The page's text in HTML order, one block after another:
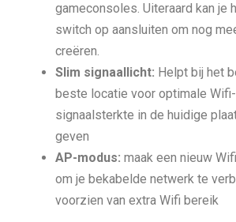
gameconsoles. Uiteraard kan je
switch op aansluiten om nog
creëren.
Slim signaallicht: Helpt bij het
beste locatie voor optimale
signaalsterkte in de huidige
geven
AP-modus: maak een nieuw
om je bekabelde netwerk te
voorzien van extra Wifi bereik